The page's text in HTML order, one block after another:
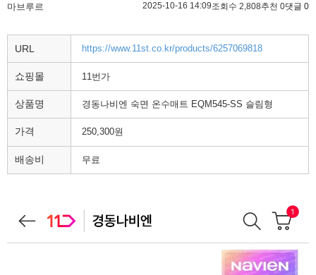
마브루르 2025-10-16 14:09조회수 2,808추천 0댓글 0
URL https://www.11st.co.kr/products/6257069818
쇼핑몰 11번가
상품명 경동나비엔 숙면 온수매트 EQM545-SS 슬림형
가격 250,300원
배송비 무료